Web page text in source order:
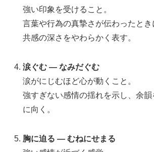
強い印象を受けること。
言葉や行為の真摯さが伝わったとき
共感の深さをやわらかく表す。
涙ぐむ — なみだぐむ
涙がにじむほど心が動くこと。
強すぎない感情の揺れを示し、余
に向く。
胸に迫る — むねにせまる